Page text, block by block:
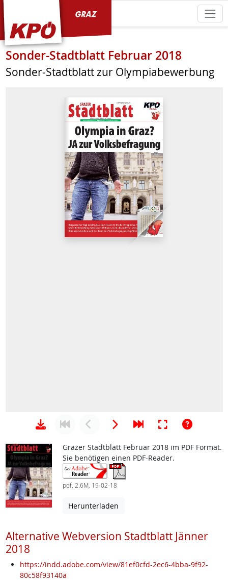
Sonder-Stadtblatt Februar 2018
Sonder-Stadtblatt zur Olympiabewerbung
Grazer Stadtblatt Februar 2018 im PDF Format.
Sie benötigen einen PDF-Reader.
pdf, 2.6M, 19-02-18
Herunterladen
Alternative Webversion Stadtblatt Jänner
2018
https://indd.adobe.com/view/81ef0cfd-2ec6-4bba-9f92-
80c58f93140a